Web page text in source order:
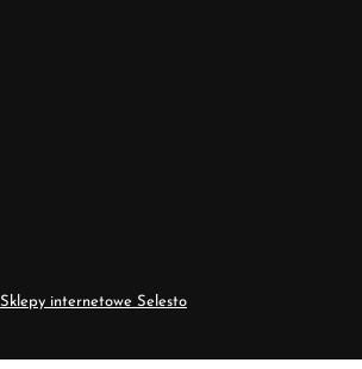
Sklepy internetowe Selesto